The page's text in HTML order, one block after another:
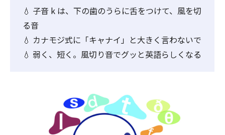
💧 子音 k は、下の歯のうらに舌をつけて、風を切
る音
💧 カナモジ式に「キャナイ」と大きく言わないで
💧 弱く、短く。風切り音でグッと英語らしくなる